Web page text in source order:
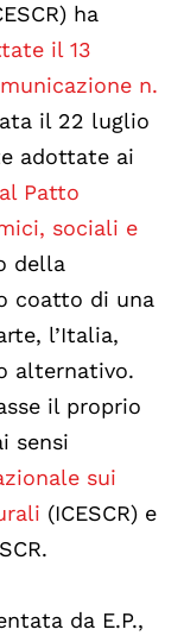
ha
il 13
n.
il 22 luglio
adottate ai
Patto
sociali e
della
coatto di una
l’Italia,
alternativo.
il proprio
sensi
sui
(ICESCR) e
da E.P.,